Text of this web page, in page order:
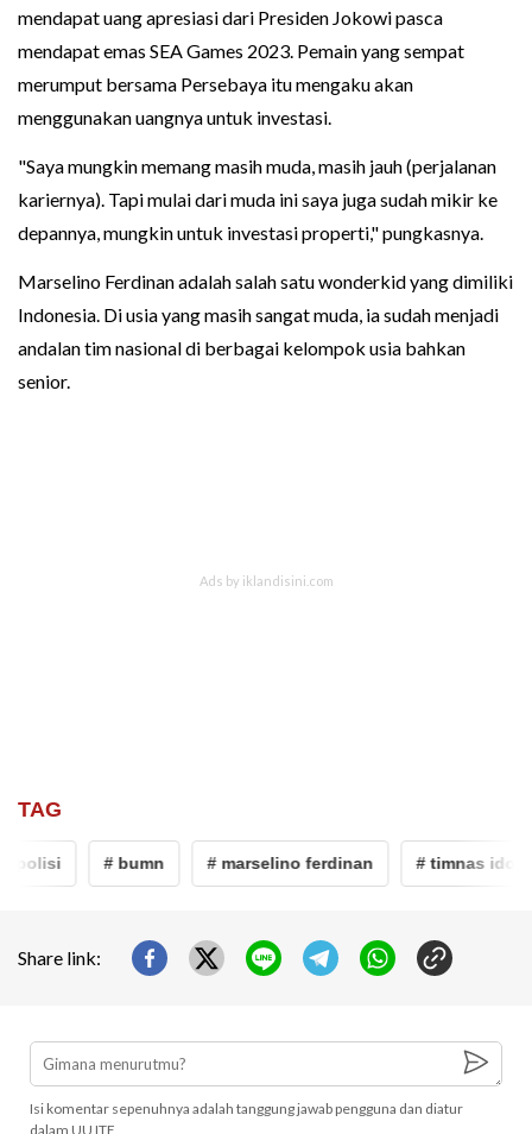
mendapat uang apresiasi dari Presiden Jokowi pasca
mendapat emas SEA Games 2023. Pemain yang sempat
merumput bersama Persebaya itu mengaku akan
menggunakan uangnya untuk investasi.
"Saya mungkin memang masih muda, masih jauh (perjalanan
kariernya). Tapi mulai dari muda ini saya juga sudah mikir ke
depannya, mungkin untuk investasi properti," pungkasnya.
Marselino Ferdinan adalah salah satu wonderkid yang dimiliki
Indonesia. Di usia yang masih sangat muda, ia sudah menjadi
andalan tim nasional di berbagai kelompok usia bahkan
senior.
TAG
# bumn # marselino ferdinan # timnas
Share link:
Isi komentar sepenuhnya adalah tanggung jawab pengguna dan diatur
dalam UU ITE